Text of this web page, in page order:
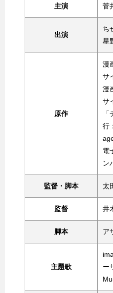
主演 菅
出演
ち
星
原作
漫
サ
漫
サ
行
電
ン
監督・脚本 太
監督 井
脚本 ア
主題歌
ー